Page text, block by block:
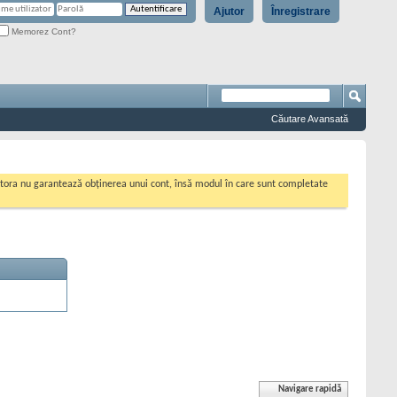
Înregistrare
Ajutor
Memorez Cont?
Căutare Avansată
nu garantează obținerea unui cont, însă modul în care sunt completate
Navigare rapidă